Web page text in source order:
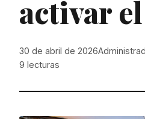
activar
30 de abril de 2026
9 lecturas